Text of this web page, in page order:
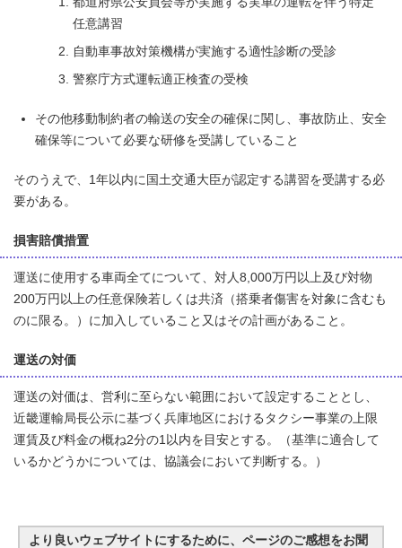
任意講習
自動車事故対策機構が実施する適性診断の受診
警察庁方式運転適正検査の受検
その他移動制約者の輸送の安全の確保に関し、事故防止、安全
確保等について必要な研修を受講していること
そのうえで、1年以内に国土交通大臣が認定する講習を受講する必
要がある。
損害賠償措置
運送に使用する車両全てについて、対人8,000万円以上及び対物
200万円以上の任意保険若しくは共済（搭乗者傷害を対象に含むも
のに限る。）に加入していること又はその計画があること。
運送の対価
運送の対価は、営利に至らない範囲において設定することとし、
近畿運輸局長公示に基づく兵庫地区におけるタクシー事業の上限
運賃及び料金の概ね2分の1以内を目安とする。（基準に適合して
いるかどうかについては、協議会において判断する。）
より良いウェブサイトにするために、ページのご感想をお聞